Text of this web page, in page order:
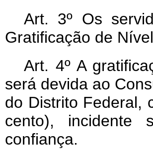
Art. 3º Os
Gratificação de
Art. 4º A
será devida ao
do Distrito Federal,
cento), incidente
confiança.